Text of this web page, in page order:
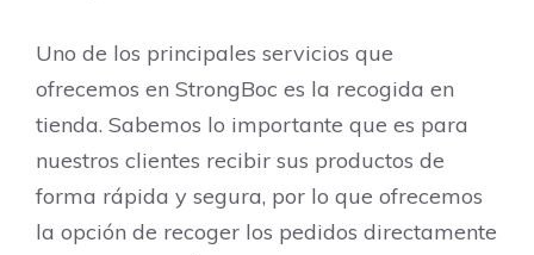
Uno de los principales servicios que
ofrecemos en StrongBoc es la recogida en
tienda. Sabemos lo importante que es para
nuestros clientes recibir sus productos de
forma rápida y segura, por lo que ofrecemos
la opción de recoger los pedidos directamente